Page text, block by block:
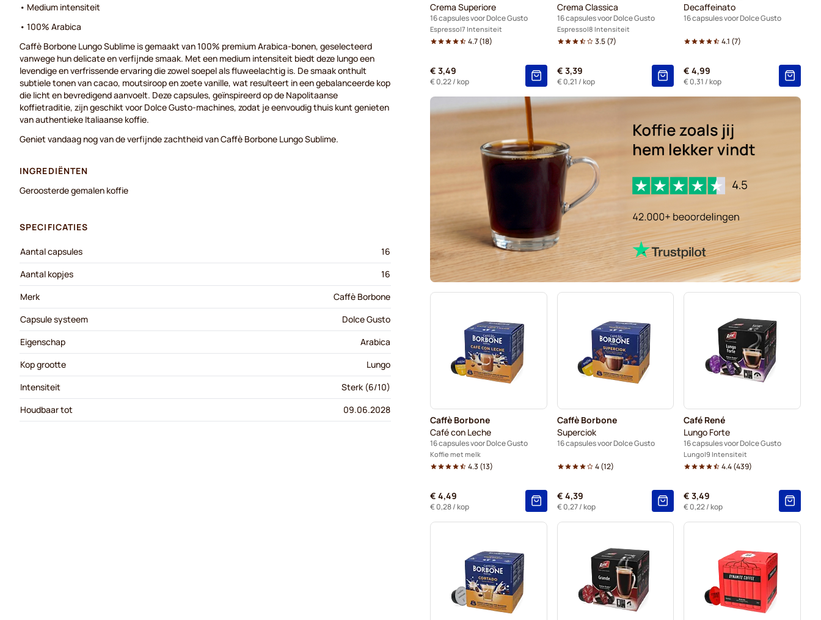
Crema Superiore
16 capsules voor Dolce Gusto
Espresso 7 Intensiteit
4.7(18)
€ 3,49
€ 0,22/ kop
Crema Classica
16 capsules voor Dolce Gusto
Espresso 8 Intensiteit
3.5(7)
€ 3,39
€ 0,21 / kop
Decaffeinato
16 capsules voor Dolce Gusto
4.1 (7)
€ 4,99
€ 0,31 / kop
Caffè Borbone
Café con Leche
16 capsules voor Dolce Gusto
Koffie met melk
4.3 (13)
€ 4,49
€ 0,28/ kop
Caffè Borbone
Superciok
16 capsules voor Dolce Gusto
4(12)
€ 4,39
€ 0,27/ kop
Café René
Lungo Forte
16 capsules voor Dolce Gusto
Lungo 9 Intensiteit
4.4(439)
€ 3,49
€ 0,22/ kop
• Medium intensiteit
• 100% Arabica
Caffè Borbone Lungo Sublime is gemaakt van 100% premium Arabica-bonen, geselecteerd
vanwege hun delicate en verfijnde smaak. Met een medium intensiteit biedt deze lungo een
levendige en verfrissende ervaring die zowel soepel als fluweelachtig is. De smaak onthult
subtiele tonen van cacao, moutsiroop en zoete vanille, wat resulteert in een gebalanceerde kop
die licht en bevredigend aanvoelt. Deze capsules, geïnspireerd op de Napolitaanse
koffietraditie, zijn geschikt voor Dolce Gusto-machines, zodat je eenvoudig thuis kunt genieten
van authentieke Italiaanse koffie.
Geniet vandaag nog van de verfijnde zachtheid van Caffè Borbone Lungo Sublime.
INGREDIËNTEN
Geroosterde gemalen koffie
SPECIFICATIES
Aantal capsules
16
Aantal kopjes
16
Merk
Caffè Borbone
Capsule systeem
Dolce Gusto
Eigenschap
Arabica
Kop grootte
Lungo
Intensiteit
Sterk (6/10)
Houdbaar tot
09.06.2028